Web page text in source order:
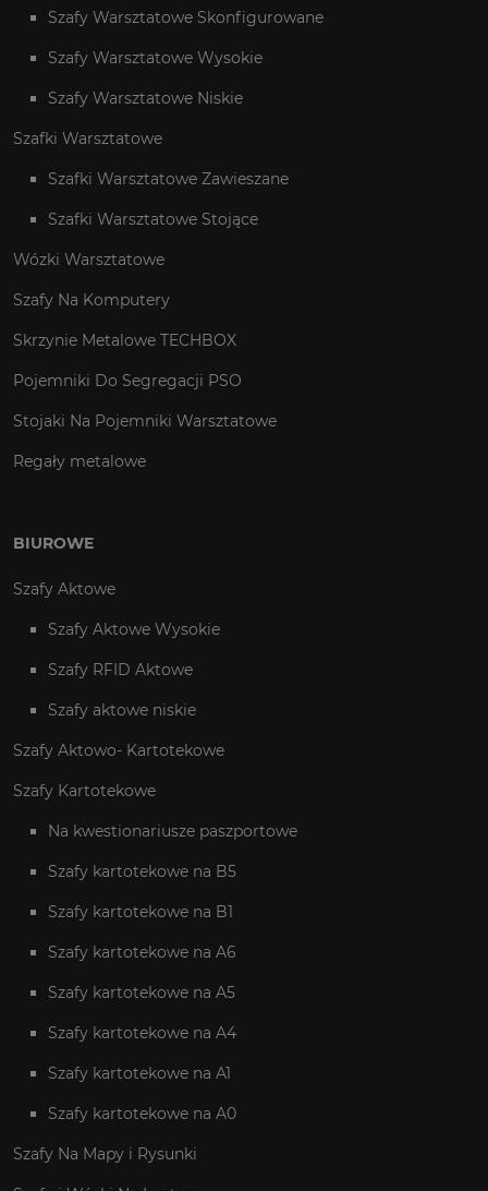
Szafy Warsztatowe Skonfigurowane
Szafy Warsztatowe Wysokie
Szafy Warsztatowe Niskie
Szafki Warsztatowe
Szafki Warsztatowe Zawieszane
Szafki Warsztatowe Stojące
Wózki Warsztatowe
Szafy Na Komputery
Skrzynie Metalowe TECHBOX
Pojemniki Do Segregacji PSO
Stojaki Na Pojemniki Warsztatowe
Regały metalowe
BIUROWE
Szafy Aktowe
Szafy Aktowe Wysokie
Szafy RFID Aktowe
Szafy aktowe niskie
Szafy Aktowo- Kartotekowe
Szafy Kartotekowe
Na kwestionariusze paszportowe
Szafy kartotekowe na B5
Szafy kartotekowe na B1
Szafy kartotekowe na A6
Szafy kartotekowe na A5
Szafy kartotekowe na A4
Szafy kartotekowe na A1
Szafy kartotekowe na A0
Szafy Na Mapy i Rysunki